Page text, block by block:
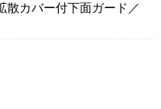
散カバー付下面ガード／